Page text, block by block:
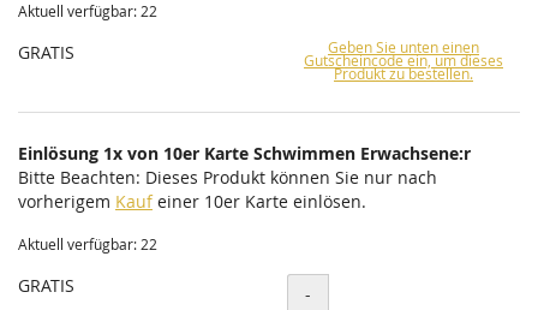
Aktuell verfügbar: 22
GRATIS Geben Sie unten einen
Gutscheincode ein, um dieses
Produkt zu bestellen.
Einlösung 1x von 10er Karte Schwimmen Erwachsene:r
Bitte Beachten: Dieses Produkt können Sie nur nach
vorherigem Kaufeiner 10er Karte einlösen.
Aktuell verfügbar: 22
GRATIS Menge
-